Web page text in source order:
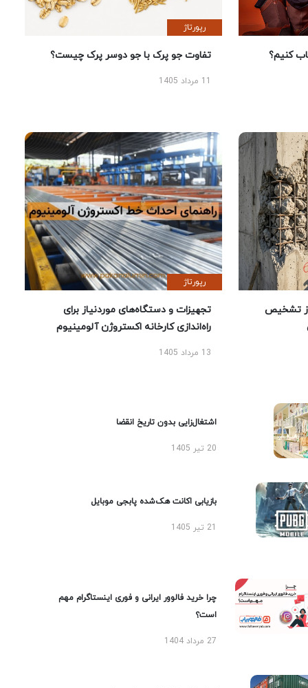
کنیم؟
رپورتاژ
تفاوت جو پرک با جو دوسر پرک چیست؟
تشخیص
رپورتاژ
تجهیزات و دستگاه‌های موردنیاز برای
راه‌اندازی کارخانه اکستروژن آلومینیوم
13 مرداد 1405
اشتغال‌زایی بدون تاریخ انقضا
20 تیر 1405
بازیابی اکانت هک‌شده پابجی موبایل
چرا خرید فالوور ایرانی و فوری اینستاگرام مهم
است؟
27 مرداد 1404